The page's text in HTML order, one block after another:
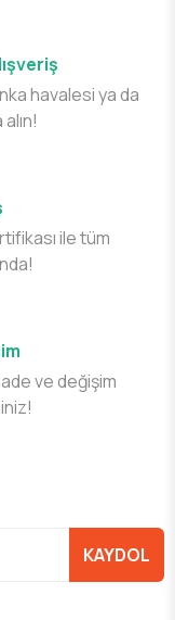
havalesi ya da
ile tüm
ve değişim
KAYDOL